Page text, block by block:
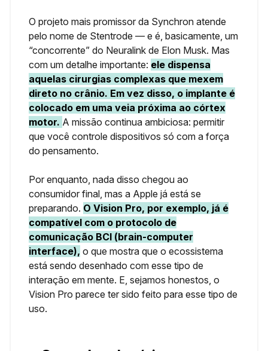
O projeto mais promissor da Synchron atende
pelo nome de Stentrode — e é, basicamente, um
“concorrente” do Neuralink de Elon Musk. Mas
com um detalhe importante: ele dispensa
aquelas cirurgias complexas que mexem
direto no crânio. Em vez disso, o implante é
colocado em uma veia próxima ao córtex
motor. A missão continua ambiciosa: permitir
que você controle dispositivos só com a força
do pensamento.
Por enquanto, nada disso chegou ao
consumidor final, mas a Apple já está se
preparando. O Vision Pro, por exemplo, já é
compatível com o protocolo de
comunicação BCI (brain-computer
interface), o que mostra que o ecossistema
está sendo desenhado com esse tipo de
interação em mente. E, sejamos honestos, o
Vision Pro parece ter sido feito para esse tipo de
uso.